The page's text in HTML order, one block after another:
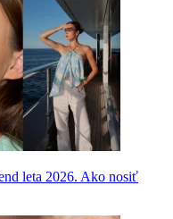
leta 2026. Ako nosiť